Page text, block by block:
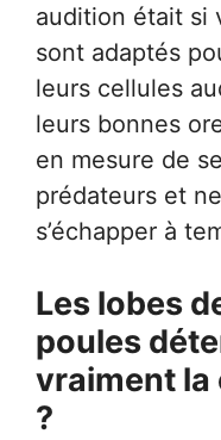
audition était si
sont adaptés
leurs cellules
leurs bonnes
en mesure de
prédateurs et
s’échapper à
Les lobes
poules
vraiment
?